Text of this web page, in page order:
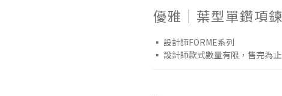
優雅｜葉型單鑽項鍊
▪︎ 設計師FORME系列
▪︎ 設計師款式數量有限，售完為止